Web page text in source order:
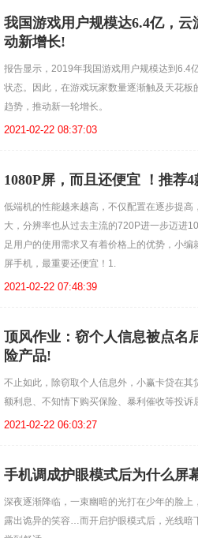
我国游戏用户规模达6.4亿，
动新增长!
报告显示，2019年我国游戏用户规模达到6.4
状态。因此，在游戏玩家数量逐渐触及天花
趋势，推动新一轮增长。
2021-02-22 08:37:03
1080P屏，而且还便宜 ！推荐
低端机的性能越来越高，不仅配置在逐步提
大，分辨率也从过去主流的720P进一步迈进
足用户的使用需求又有着价格上的优势，小
屏手机，最重要还便宜！1.
2021-02-22 07:48:39
顶风作业：窃个人信息被点名
险产品!
不止如此，除窃取个人信息外，小赢卡贷在其
额利息、不知情下购买保险、暴利催收等投诉
2021-02-22 06:03:27
手机调成护眼模式后为什么屏
深夜逐渐降临，一束幽暗的光打在少年的脸
露出诡异的笑容…而开启护眼模式后，光线暗